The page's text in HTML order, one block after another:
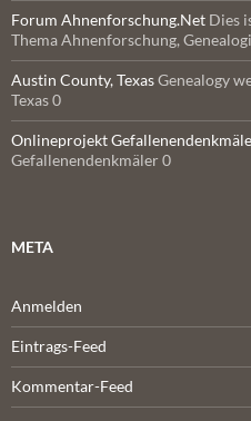
Forum Ahnenforschung.Net Dies
Thema Ahnenforschung,
Austin County, TexasGenealogy
Texas 0
Onlineprojekt
Gefallenendenkmäler 0
META
Anmelden
Eintrags-Feed
Kommentar-Feed